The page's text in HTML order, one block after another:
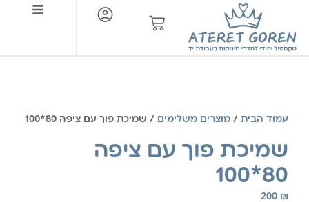
עמוד הבית / מוצרים משלימים / שמיכת פוך עם ציפה 80*100
שמיכת פוך עם ציפה
80*100
200 ₪